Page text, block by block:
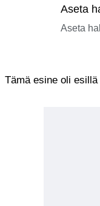
Aseta
Aseta
Tämä esine oli